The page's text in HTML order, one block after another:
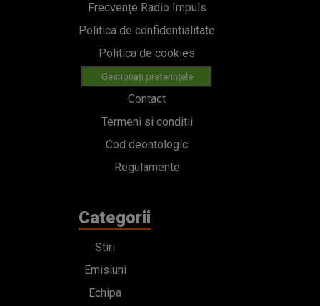
Frecvențe Radio Impuls
Politica de confidentialitate
Politica de cookies
Gestionați preferințele
Contact
Termeni si conditii
Cod deontologic
Regulamente
Categorii
Stiri
Emisiuni
Echipa